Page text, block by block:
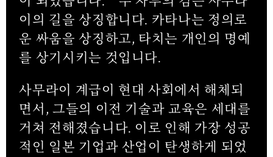
이의 길을 상징합니다. 카타나는 정의로
운 싸움을 상징하고, 타치는 개인의 명예
를 상기시키는 것입니다.
사무라이 계급이 현대 사회에서 해체되
면서, 그들의 이전 기술과 교육은 세대를
거쳐 전해졌습니다. 이로 인해 가장 성공
적인 일본 기업과 산업이 탄생하게 되었